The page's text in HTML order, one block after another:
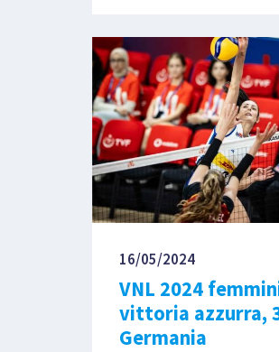
16/05/2024
VNL 2024
vittoria azzurra,
Germania